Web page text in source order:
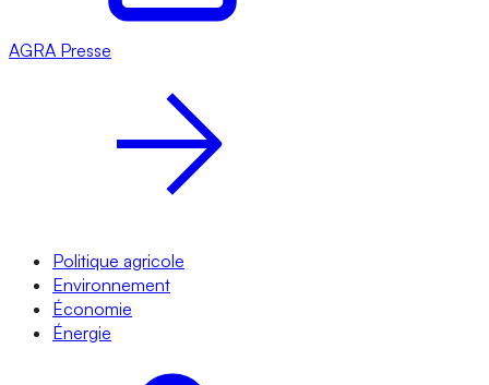
AGRA Presse
Politique agricole
Environnement
Économie
Énergie